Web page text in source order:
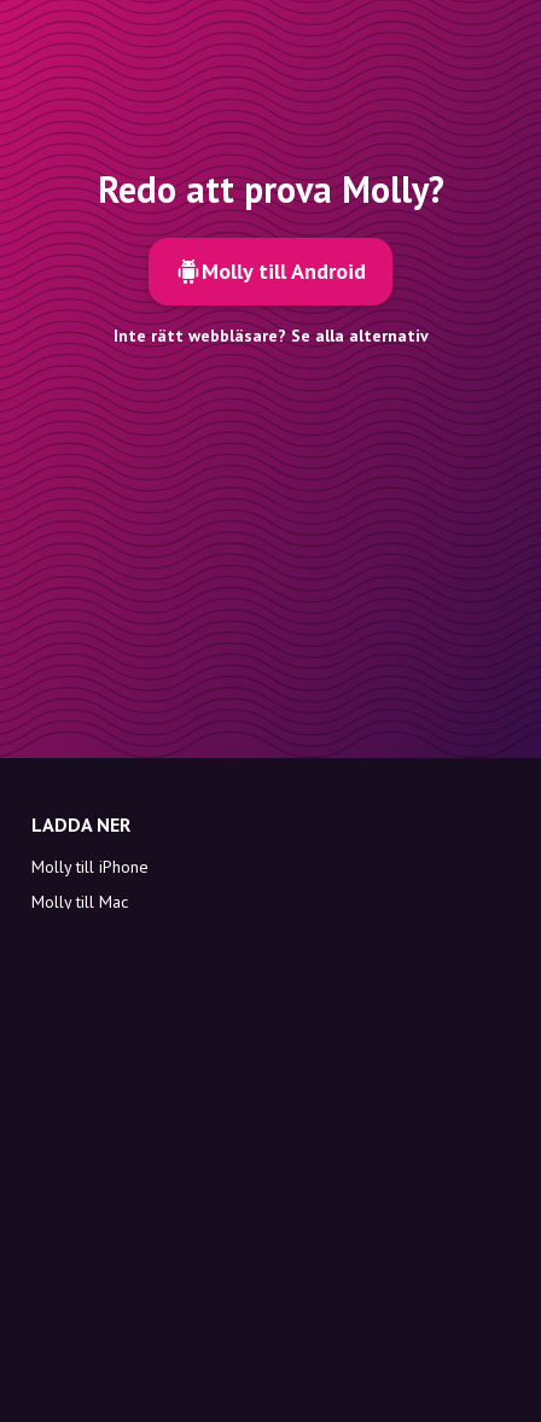
Redo att prova Molly?
Molly till Android
Inte rätt webbläsare? Se alla alternativ
LADDA NER
Molly till iPhone
Molly till Mac